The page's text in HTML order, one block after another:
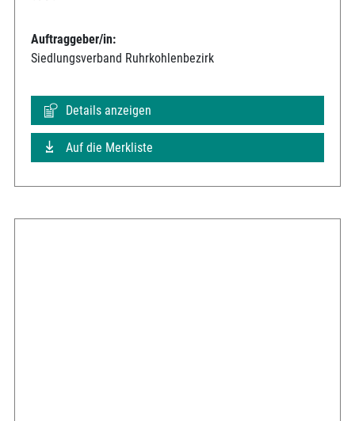
Auftraggeber/in:
Siedlungsverband Ruhrkohlenbezirk
Details anzeigen
Auf die Merkliste